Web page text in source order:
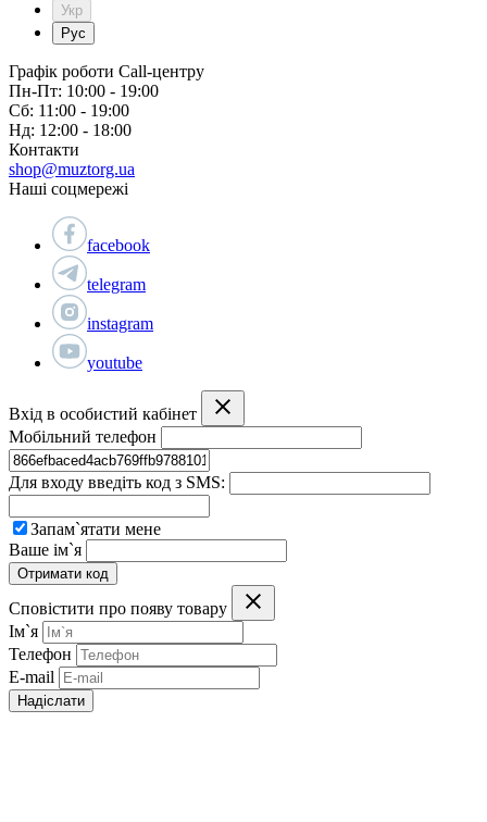
Укр
Рус
Графік роботи Call-центру
Пн-Пт: 10:00 - 19:00
Сб: 11:00 - 19:00
Нд: 12:00 - 18:00
Контакти
shop@muztorg.ua
Наші соцмережі
facebook
telegram
instagram
youtube
Вхід в особистий кабінет
Мобільний телефон
Для входу введіть код з SMS:
Запам`ятати мене
Ваше ім`я
Отримати код
Сповістити про появу товару
Ім`я
Телефон
E-mail
Надіслати